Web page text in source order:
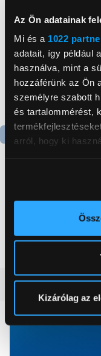
Az Ön adatainak
Mi és a 1022
adatait, így például
használva, mint a
hozzáférünk az Ön
személyre szabott
és tartalommérést,
arról, hogy ki
Az Ön
módjairól és adja
pontban. Bármikor
Sütinyilatkozathoz
okat használ,
cookie-k
Kizárólag az
199 999 Ft
Vásárlói vélemények